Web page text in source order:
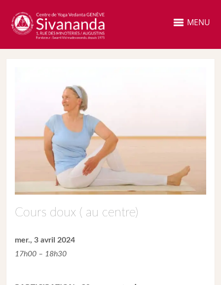
MENU
Cours doux ( au centre)
mer., 3 avril 2024
17h00 – 18h30